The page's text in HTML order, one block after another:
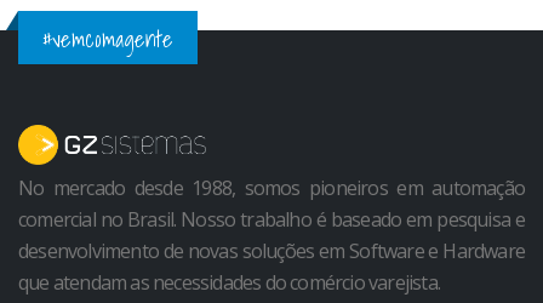
#vemcomagente
No mercado desde 1988, somos pioneiros em automação
comercial no Brasil. Nosso trabalho é baseado em pesquisa e
desenvolvimento de novas soluções em Software e Hardware
que atendam as necessidades do comércio varejista.